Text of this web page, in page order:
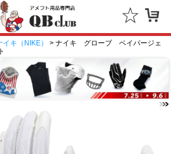
イキ（NIKE）
> ナイキ グローブ ベイパージェ